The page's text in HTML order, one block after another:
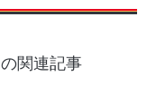
関連記事